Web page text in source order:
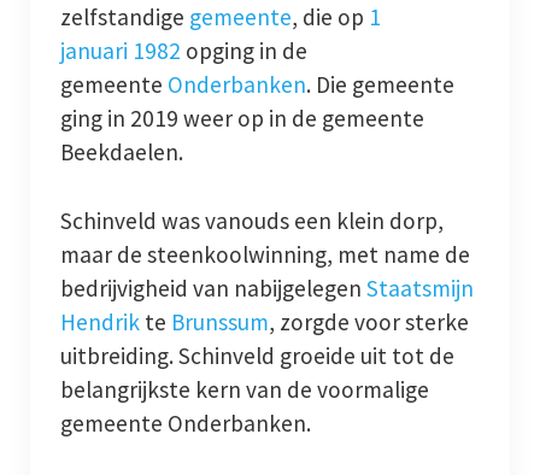
zelfstandige gemeente, die op 1
januari 1982 opging in de
gemeente Onderbanken. Die gemeente
ging in 2019 weer op in de gemeente
Beekdaelen.
Schinveld was vanouds een klein dorp,
maar de steenkoolwinning, met name de
bedrijvigheid van nabijgelegen Staatsmijn
Hendrik te Brunssum, zorgde voor sterke
uitbreiding. Schinveld groeide uit tot de
belangrijkste kern van de voormalige
gemeente Onderbanken.